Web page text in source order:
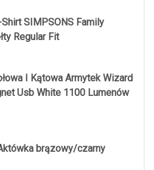
SIMPSONS Family
Regular Fit
I Kątowa Armytek Wizard
Usb White 1100 Lumenów
brązowy/czarny